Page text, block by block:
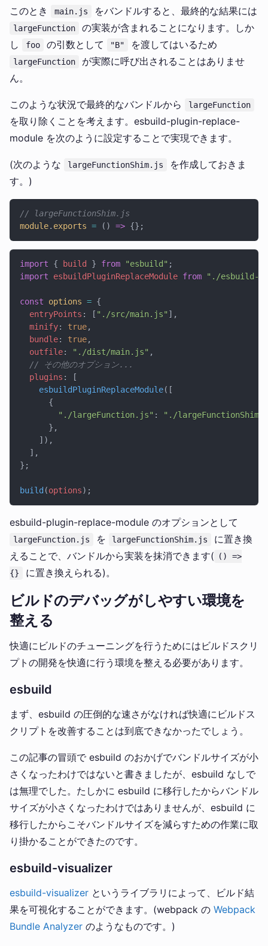
このとき main.js をバンドルすると、最終的な結果には
largeFunction
の実装が含まれることになります。しか
し
foo の引数として "B" を渡してはいるため
largeFunction
が実際に呼び出されることはありませ
ん。
このような状況で最終的なバンドルから largeFunction
を取り除くことを考えます。esbuild-plugin-replace-
module を次のように設定することで実現できます。
(次のような largeFunctionShim.js
を作成しておきま
す。)
// largeFunctionShim.js
module. exports = () => {};
import { build } from "esbuild" ;
import esbuildPluginReplaceModule from "./esbuild-
const options = {
  entryPoints
: [ "./src/main.js" ],
  minify
: true,
  bundle
: true,
  outfile
: "./dist/main.js" ,
  // その他のオプション...
  plugins
: [
    esbuildPluginReplaceModule
([
      {
        "./largeFunction.js"
:
"./
      },
    ]),
  ],
};
build (options);
esbuild-plugin-replace-module のオプションとして
largeFunction.js を largeFunctionShim.js
に置き換
えることで、バンドルから実装を抹消できます(
() =>
{}
に置き換えられる)。
ビルドのデバッグがしやすい環境を
整える
快適にビルドのチューニングを行うためにはビルドスクリ
プトの開発を快適に行う環境を整える必要があります。
esbuild
まず、esbuild の圧倒的な速さがなければ快適にビルドス
クリプトを改善することは到底できなかったでしょう。
この記事の冒頭で esbuild のおかげでバンドルサイズが小
さくなったわけではないと書きましたが、esbuild なしで
は無理でした。たしかに esbuild に移行したからバンドル
サイズが小さくなったわけではありませんが、esbuild に
移行したからこそバンドルサイズを減らすための作業に取
り掛かることができたのです。
esbuild-visualizer
esbuild-visualizer というライブラリによって、ビルド結
果を可視化することができます。(webpack の Webpack
Bundle Analyzer のようなものです。)